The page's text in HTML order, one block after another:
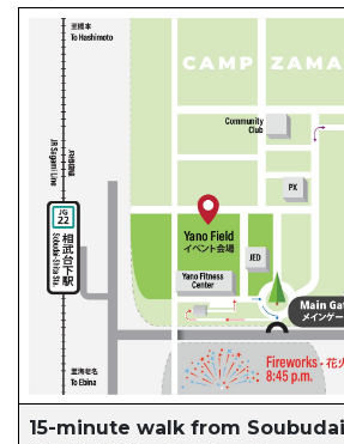
15-minute walk from